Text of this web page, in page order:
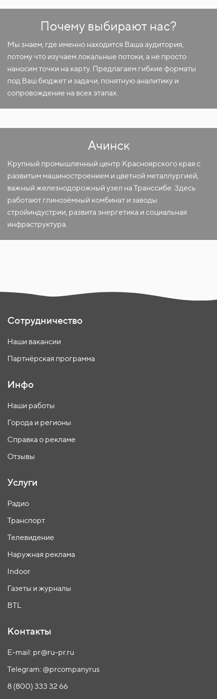
Почему выбирают нас?
Мы знаем, где именно находится Ваша аудитория,
потому что изучаем локальные потоки, а не просто
наносим точки на карту. Предлагаем гибкие форматы
под Ваш бюджет и задачи, понятную аналитику и
сопровождение на всех этапах.
Ачинск
Крупный промышленный центр Красноярского края с
развитым машиностроением и цветной металлургией,
важный железнодорожный узел на Транссибе. Здесь
работают глинозёмный комбинат и заводы
стройиндустрии, развита энергетика и социальная
инфраструктура.
Сотрудничество
Наши вакансии
Партнёрская программа
Инфо
Наши работы
Города и регионы
Справка о рекламе
Отзывы
Услуги
Радио
Транспорт
Телевидение
Наружная реклама
Indoor
Газеты и журналы
BTL
Контакты
E-mail: pr@ru-pr.ru
Telegram: @prcompanyrus
8 (800) 333 32 66